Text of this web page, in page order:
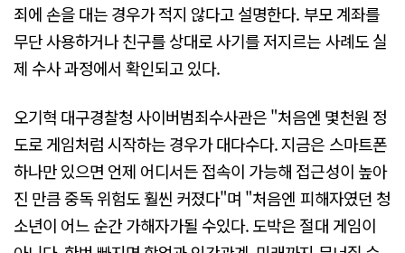
죄에 손을 대는 경우가 적지 않다고 설명한다. 부모 계좌를
무단 사용하거나 친구를 상대로 사기를 저지르는 사례도 실
제 수사 과정에서 확인되고 있다.
오기혁 대구경찰청 사이버범죄수사관은 "처음엔 몇천원 정
도로 게임처럼 시작하는 경우가 대다수다. 지금은 스마트폰
하나만 있으면 언제 어디서든 접속이 가능해 접근성이 높아
진 만큼 중독 위험도 훨씬 커졌다"며 "처음엔 피해자였던 청
소년이 어느 순간 가해자가될 수있다. 도박은 절대 게임이